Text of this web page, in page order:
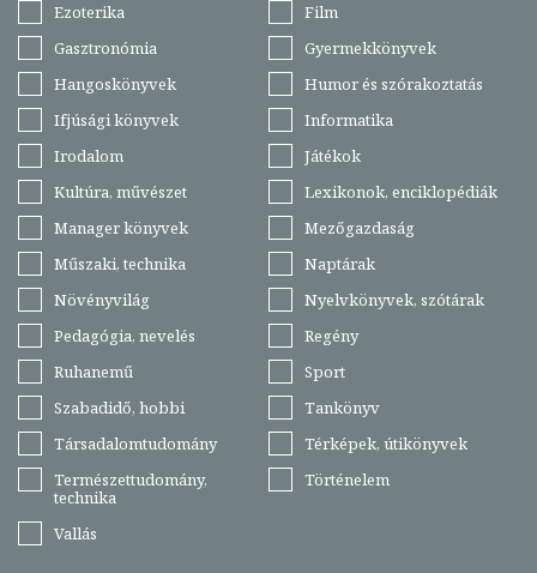
Ezoterika
Film
Gasztronómia
Gyermekkönyvek
Hangoskönyvek
Humor és szórakoztatás
Ifjúsági könyvek
Informatika
Irodalom
Játékok
Kultúra, művészet
Lexikonok, enciklopédiák
Manager könyvek
Mezőgazdaság
Műszaki, technika
Naptárak
Növényvilág
Nyelvkönyvek, szótárak
Pedagógia, nevelés
Regény
Ruhanemű
Sport
Szabadidő, hobbi
Tankönyv
Társadalomtudomány
Térképek, útikönyvek
Természettudomány,
technika
Történelem
Vallás